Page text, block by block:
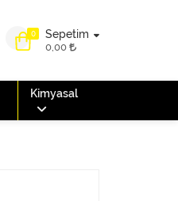
0 Sepetim
0,00
Kimyasal